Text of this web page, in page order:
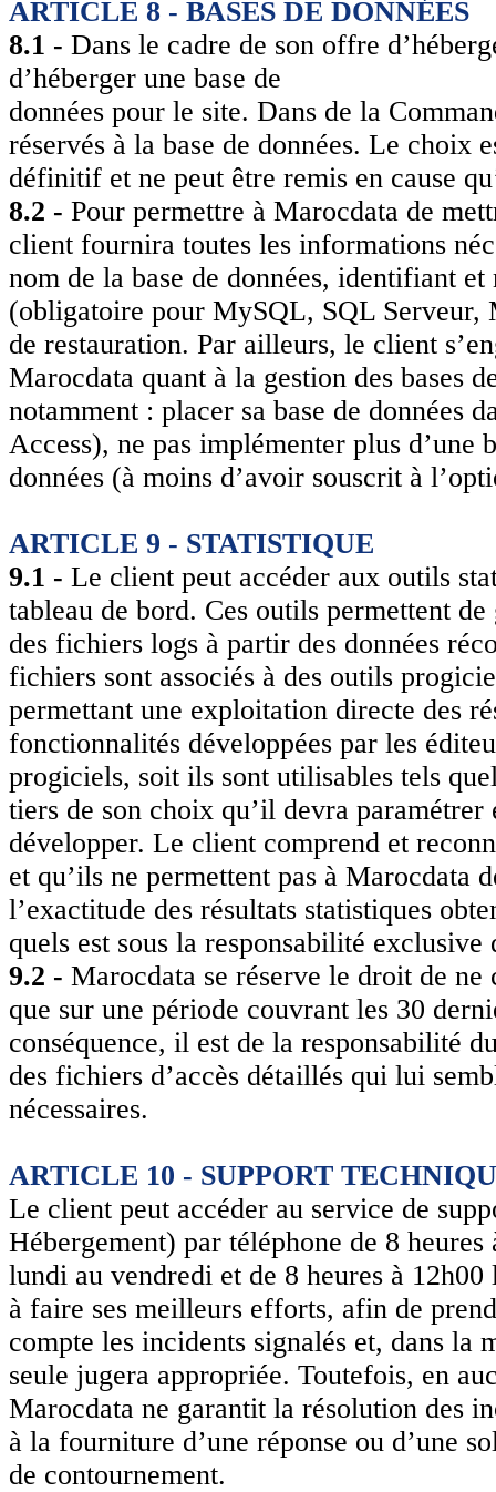
ARTICLE 8 - BASES DE DONNÉES
8.1 - Dans le cadre de son offre
d’héberger une base de
données pour le site. Dans de la
réservés à la base de données. Le choix
définitif et ne peut être remis en cause
8.2 - Pour permettre à Marocdata de
client fournira toutes les informations
nom de la base de données, identifiant et
(obligatoire pour MySQL, SQL
de restauration. Par ailleurs, le client
Marocdata quant à la gestion des bases
notamment : placer sa base de données
Access), ne pas implémenter plus d’une
données (à moins d’avoir souscrit à
ARTICLE 9 - STATISTIQUE
9.1 - Le client peut accéder aux outils
tableau de bord. Ces outils permettent de
des fichiers logs à partir des données
fichiers sont associés à des outils
permettant une exploitation directe des
fonctionnalités développées par les
progiciels, soit ils sont utilisables tels
tiers de son choix qu’il devra paramétrer
développer. Le client comprend et
et qu’ils ne permettent pas à Marocdata
l’exactitude des résultats statistiques
quels est sous la responsabilité exclusive
9.2 - Marocdata se réserve le droit de
que sur une période couvrant les 30
conséquence, il est de la responsabilité
des fichiers d’accès détaillés qui lui
nécessaires.
ARTICLE 10 - SUPPORT
Le client peut accéder au service de
Hébergement) par téléphone de 8 heures
lundi au vendredi et de 8 heures à
à faire ses meilleurs efforts, afin de
compte les incidents signalés et, dans la
seule jugera appropriée. Toutefois, en
Marocdata ne garantit la résolution des
à la fourniture d’une réponse ou d’une
de contournement.